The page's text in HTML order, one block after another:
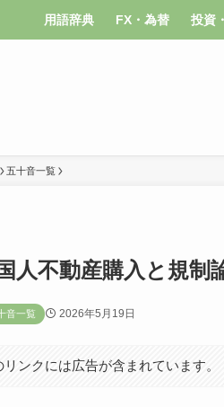
用語辞典 FX・為替 投資
五十音一覧
人不動産購入と規制
音一覧 2026年5月19日
ンクには広告が含まれています。